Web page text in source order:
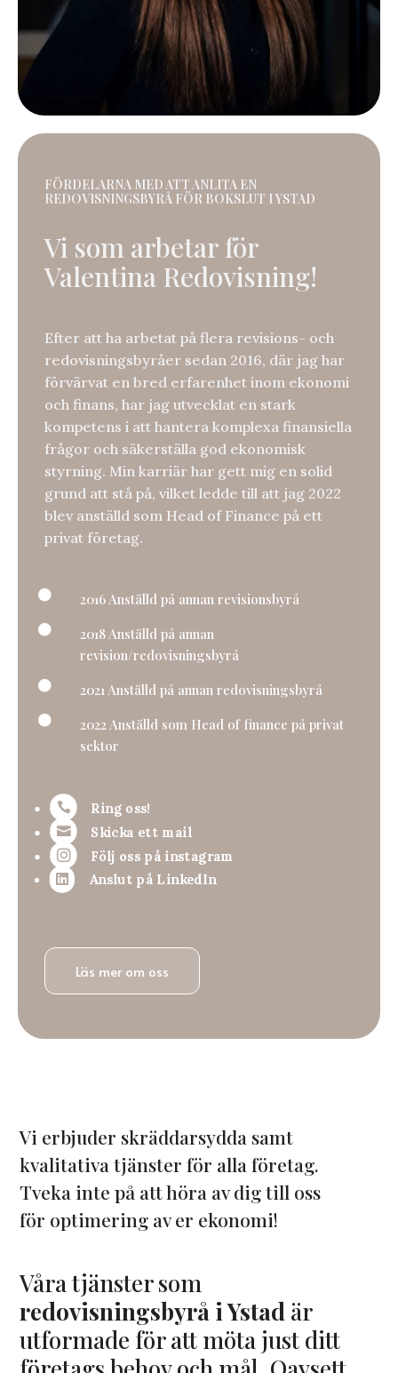
FÖRDELARNA MED ATT ANLITA EN
REDOVISNINGSBYRÅ FÖR BOKSLUT I YSTAD
Vi som arbetar för
Valentina Redovisning!
Efter att ha arbetat på flera revisions- och
redovisningsbyråer sedan 2016, där jag har
förvärvat en bred erfarenhet inom ekonomi
och finans, har jag utvecklat en stark
kompetens i att hantera komplexa finansiella
frågor och säkerställa god ekonomisk
styrning. Min karriär har gett mig en solid
grund att stå på, vilket ledde till att jag 2022
blev anställd som Head of Finance på ett
privat företag.
 2016 Anställd på annan revisionsbyrå

2018 Anställd på annan
revision/redovisningsbyrå
 2021 Anställd på annan redovisningsbyrå

2022 Anställd som Head of finance på privat
sektor
 Ring oss!
 Skicka ett mail
 Följ oss på instagram
 Anslut på LinkedIn
Läs mer om oss
Vi erbjuder skräddarsydda samt
kvalitativa tjänster för alla företag.
Tveka inte på att höra av dig till oss
för optimering av er ekonomi!
Våra tjänster som
redovisningsbyrå i Ystad är
utformade för att möta just ditt